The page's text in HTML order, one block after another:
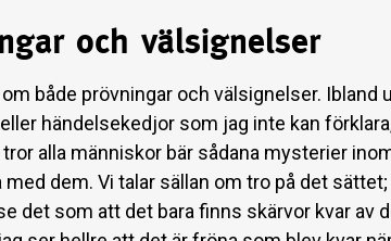
och välsignelser
både prövningar och välsignelser. Ibland
händelsekedjor som jag inte kan
alla människor bär sådana mysterier
med dem. Vi talar sällan om tro på det
det som att det bara finns skärvor kvar av